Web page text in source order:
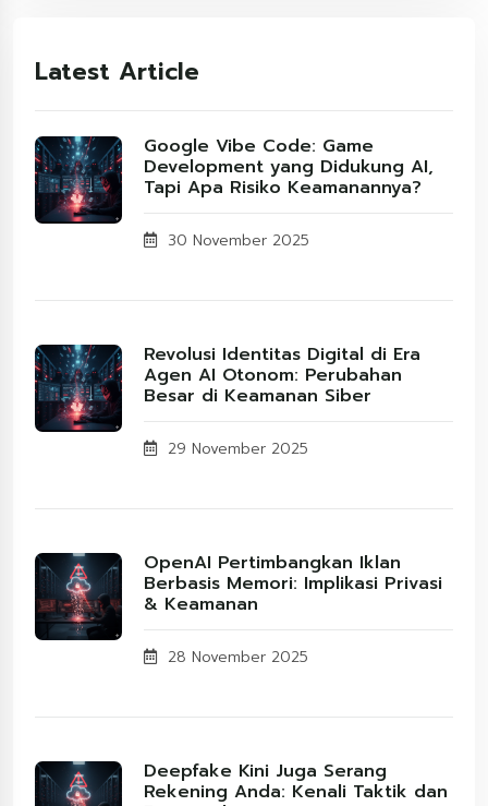
Latest Article
Google Vibe Code: Game
Development yang Didukung AI,
Tapi Apa Risiko Keamanannya?
30 November 2025
Revolusi Identitas Digital di Era
Agen AI Otonom: Perubahan
Besar di Keamanan Siber
29 November 2025
OpenAI Pertimbangkan Iklan
Berbasis Memori: Implikasi Privasi
& Keamanan
28 November 2025
Deepfake Kini Juga Serang
Rekening Anda: Kenali Taktik dan